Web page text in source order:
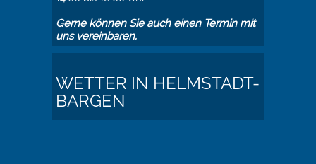
Gerne können Sie auch einen Termin mit
uns vereinbaren.
WETTER IN HELMSTADT-
BARGEN